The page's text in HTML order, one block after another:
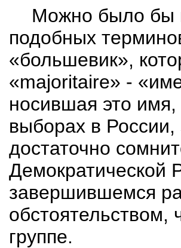
Можно было бы
подобных
«большевик»,
«majoritaire» -
носившая это
выборах в
достаточно
Демократической
завершившемся
обстоятельством,
группе.